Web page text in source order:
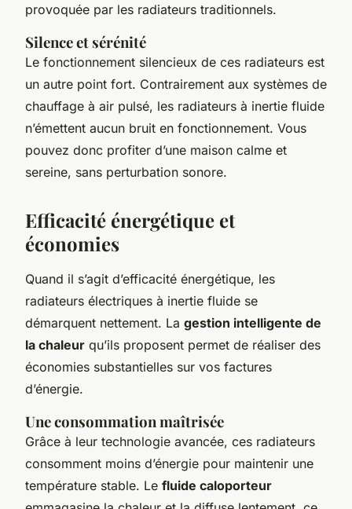
provoquée par les radiateurs traditionnels.
Silence et sérénité
Le fonctionnement silencieux de ces radiateurs est
un autre point fort. Contrairement aux systèmes de
chauffage à air pulsé, les radiateurs à inertie fluide
n’émettent aucun bruit en fonctionnement. Vous
pouvez donc profiter d’une maison calme et
sereine, sans perturbation sonore.
Efficacité énergétique et
économies
Quand il s’agit d’efficacité énergétique, les
radiateurs électriques à inertie fluide se
démarquent nettement. La gestion intelligente de
la chaleur qu’ils proposent permet de réaliser des
économies substantielles sur vos factures
d’énergie.
Une consommation maîtrisée
Grâce à leur technologie avancée, ces radiateurs
consomment moins d’énergie pour maintenir une
température stable. Le fluide caloporteur